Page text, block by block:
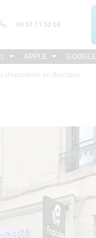
09 51 11 52 69
APPLE GOOGLE
disponibles en Boutique